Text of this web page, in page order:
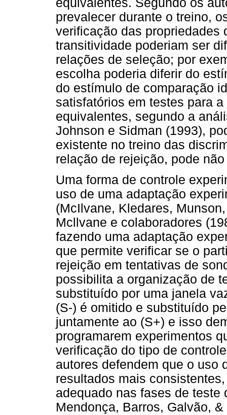
equivalentes. Segundo os
prevalecer durante o treino,
verificação das propriedades
transitividade poderiam ser
relações de seleção; por
escolha poderia diferir do
do estímulo de comparação
satisfatórios em testes para
equivalentes, segundo a
Johnson e Sidman (1993),
existente no treino das
relação de rejeição, pode
Uma forma de controle
uso de uma adaptação
(McIlvane, Kledares,
Mcllvane e colaboradores
fazendo uma adaptação
que permite verificar se o
rejeição em tentativas de
possibilita a organização de
substituído por uma janela
(S-) é omitido e substituído
juntamente ao (S+) e isso
programarem experimentos
verificação do tipo de
autores defendem que o uso
resultados mais
adequado nas fases de teste
Mendonça, Barros, Galvão,